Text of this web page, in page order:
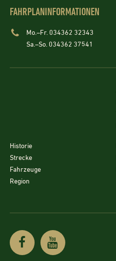
FAHRPLANINFORMATIONEN
Mo.–Fr. 034362 32343
Sa.–So. 034362 37541
Historie
Strecke
Fahrzeuge
Region